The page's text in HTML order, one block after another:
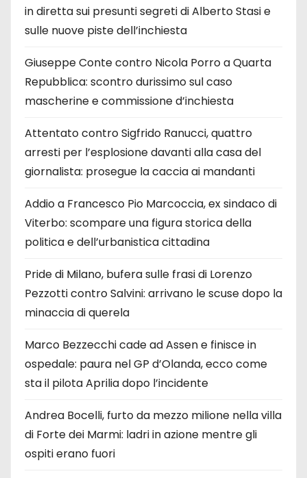
in diretta sui presunti segreti di Alberto Stasi e
sulle nuove piste dell’inchiesta
Giuseppe Conte contro Nicola Porro a Quarta
Repubblica: scontro durissimo sul caso
mascherine e commissione d’inchiesta
Attentato contro Sigfrido Ranucci, quattro
arresti per l’esplosione davanti alla casa del
giornalista: prosegue la caccia ai mandanti
Addio a Francesco Pio Marcoccia, ex sindaco di
Viterbo: scompare una figura storica della
politica e dell’urbanistica cittadina
Pride di Milano, bufera sulle frasi di Lorenzo
Pezzotti contro Salvini: arrivano le scuse dopo la
minaccia di querela
Marco Bezzecchi cade ad Assen e finisce in
ospedale: paura nel GP d’Olanda, ecco come
sta il pilota Aprilia dopo l’incidente
Andrea Bocelli, furto da mezzo milione nella villa
di Forte dei Marmi: ladri in azione mentre gli
ospiti erano fuori